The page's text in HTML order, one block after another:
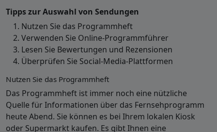
Tipps zur Auswahl von Sendungen
Nutzen Sie das Programmheft
Verwenden Sie Online-Programmführer
Lesen Sie Bewertungen und Rezensionen
Überprüfen Sie Social-Media-Plattformen
Nutzen Sie das Programmheft
Das Programmheft ist immer noch eine nützliche
Quelle für Informationen über das Fernsehprogramm
heute Abend. Sie können es bei Ihrem lokalen Kiosk
oder Supermarkt kaufen. Es gibt Ihnen eine